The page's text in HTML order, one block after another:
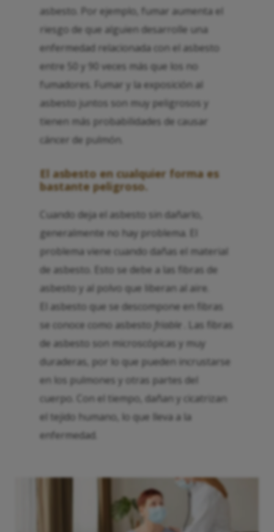
asbesto. Por ejemplo, fumar aumenta el
riesgo de que alguien desarrolle una
enfermedad relacionada con el asbesto
entre 50 y 90 veces más que los no
fumadores. Fumar y la exposición al
asbesto juntos son muy peligrosos y
tienen más probabilidades de causar
cáncer de pulmón.
El asbesto en cualquier forma es
bastante peligroso.
Cuando deja el asbesto sin dañarlo,
generalmente no hay problema. El
problema viene cuando dañas el material
de asbesto. Esto se debe a las fibras de
asbesto y al polvo que liberan al aire.
El asbesto que se descompone en fibras
se conoce como asbesto
friable . Las fibras
de asbesto son microscópicas y muy
duraderas, por lo que pueden incrustarse
en los pulmones y otras partes del
cuerpo. Con el tiempo, dañan y cicatrizan
el tejido humano, lo que lleva a la
enfermedad.